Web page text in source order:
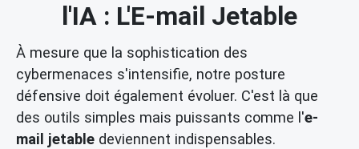
l'IA : L'E-mail Jetable
À mesure que la sophistication des
cybermenaces s'intensifie, notre posture
défensive doit également évoluer. C'est là que
des outils simples mais puissants comme l'e-
mail jetable deviennent indispensables.